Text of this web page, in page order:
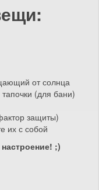
от солнца
(для бани)
защиты)
их с собой
;)